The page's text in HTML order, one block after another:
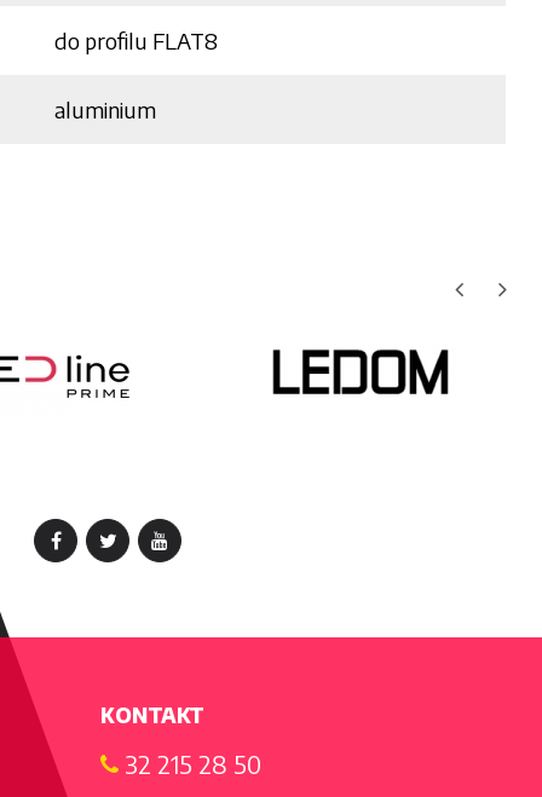
do profilu FLAT8
aluminium
KONTAKT
32 215 28 50